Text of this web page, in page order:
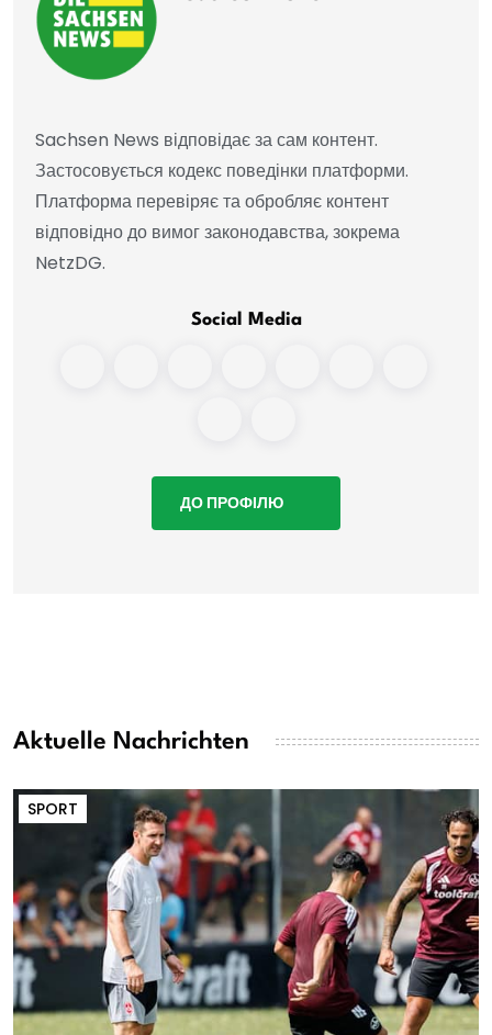
Sachsen News відповідає за сам контент.
Застосовується кодекс поведінки платформи.
Платформа перевіряє та обробляє контент
відповідно до вимог законодавства, зокрема
NetzDG.
Social Media
ДО ПРОФІЛЮ
Aktuelle Nachrichten
SPORT